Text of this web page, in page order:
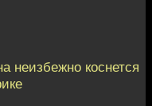
неизбежно коснется